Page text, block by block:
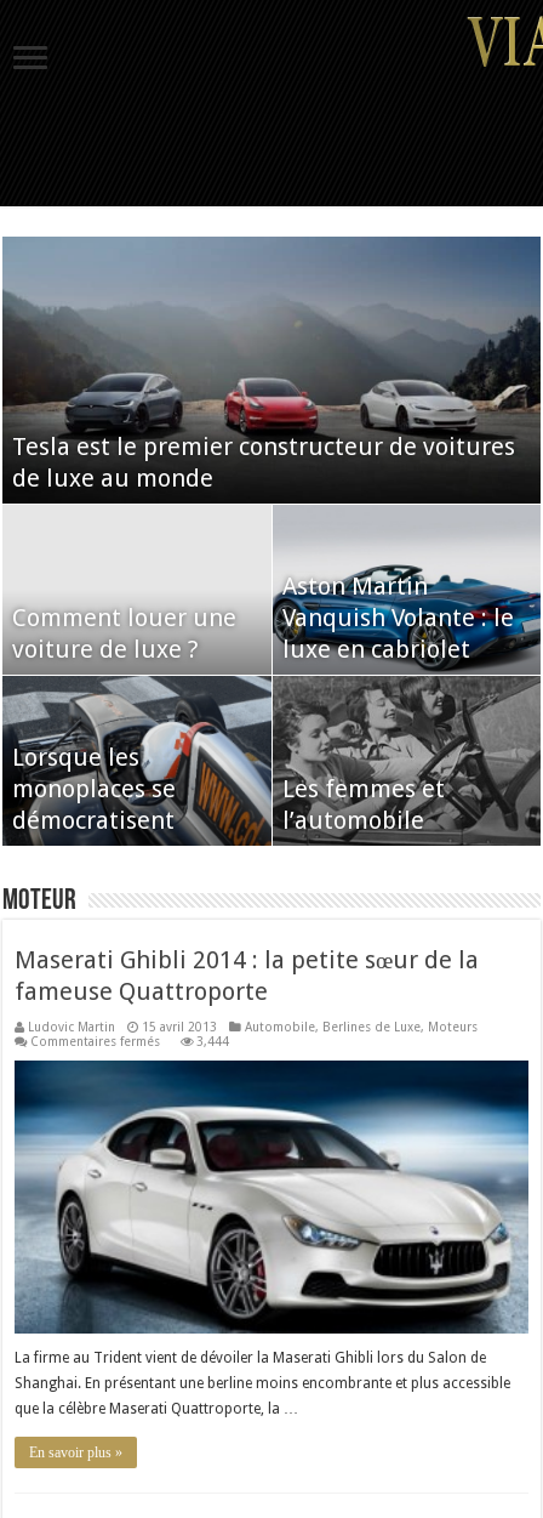
Tesla est le premier constructeur de voitures
de luxe au monde
Comment louer une
voiture de luxe ?
Aston Martin
Vanquish Volante : le
luxe en cabriolet
Lorsque les
monoplaces se
démocratisent
Les femmes et
l’automobile
Moteur
Maserati Ghibli 2014 : la petite sœur de la
fameuse Quattroporte
Ludovic Martin 15 avril 2013 Automobile, Berlines de Luxe, Moteurs
Commentaires ferméssur
la
petite
sœur
de
la
fameuse
Quattroporte
3,444
La firme au Trident vient de dévoiler la Maserati Ghibli lors du Salon de
Shanghai. En présentant une berline moins encombrante et plus accessible
que la célèbre Maserati Quattroporte, la …
En savoir plus »